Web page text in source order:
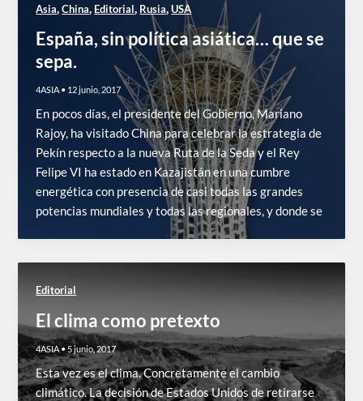
Asia,China, Editorial, Rusia,USA
España, sin política asiática… que se
sepa.
4ASIA • 12 junio, 2017
En pocos días, el presidente del Gobierno, Mariano
Rajoy, ha visitado China para celebrar la estrategia de
Pekín respecto a la nueva Ruta de la Seda y el Rey
Felipe VI ha estado en Kazajistán en una cumbre
energética con presencia de casi todas las grandes
potencias mundiales y todas las regionales, y donde se
Editorial
El clima como pretexto
4ASIA • 5 junio, 2017
Esta vez es el clima. Concretamente el cambio
climático. La decisión de Estados Unidos de retirarse